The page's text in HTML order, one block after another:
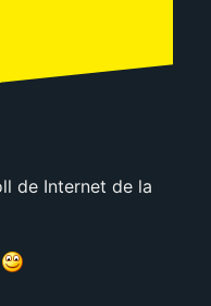
de Internet de la